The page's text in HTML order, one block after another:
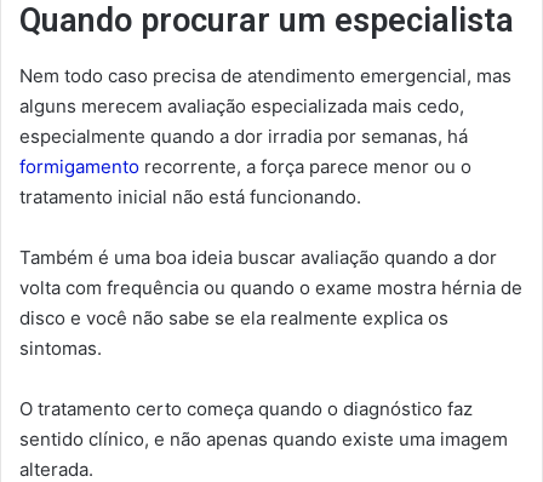
Quando procurar um especialista
Nem todo caso precisa de atendimento emergencial, mas
alguns merecem avaliação especializada mais cedo,
especialmente quando a dor irradia por semanas, há
formigamento recorrente, a força parece menor ou o
tratamento inicial não está funcionando.
Também é uma boa ideia buscar avaliação quando a dor
volta com frequência ou quando o exame mostra hérnia de
disco e você não sabe se ela realmente explica os
sintomas.
O tratamento certo começa quando o diagnóstico faz
sentido clínico, e não apenas quando existe uma imagem
alterada.